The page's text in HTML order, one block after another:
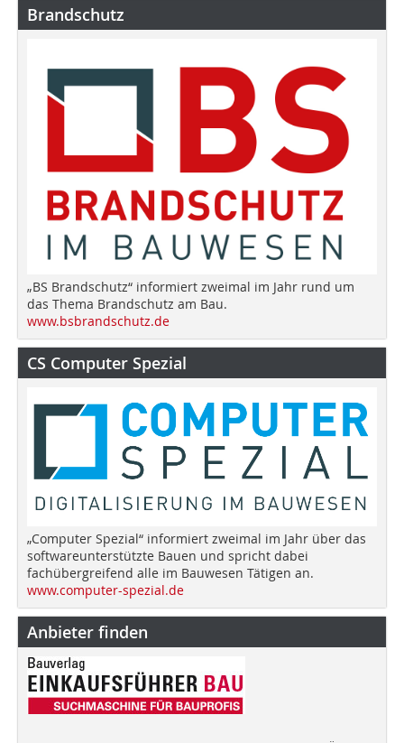
Brandschutz
„BS Brandschutz“ informiert zweimal im Jahr rund um
das Thema Brandschutz am Bau.
www.bsbrandschutz.de
CS Computer Spezial
„Computer Spezial“ informiert zweimal im Jahr über das
softwareunterstützte Bauen und spricht dabei
fachübergreifend alle im Bauwesen Tätigen an.
www.computer-spezial.de
Anbieter finden